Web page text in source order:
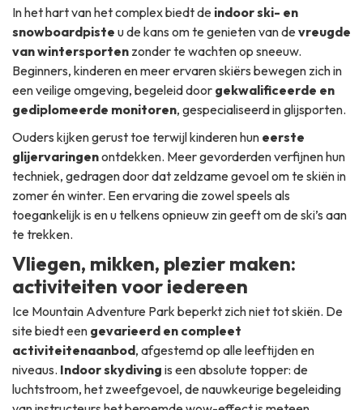
In het hart van het complex biedt de indoor ski- en
snowboardpiste u de kans om te genieten van devreugde
van wintersporten zonder te wachten op sneeuw.
Beginners, kinderen en meer ervaren skiërs bewegen zich in
een veilige omgeving, begeleid door gekwalificeerde en
gediplomeerde monitoren, gespecialiseerd in glijsporten.
Ouders kijken gerust toe terwijl kinderen hun eerste
glijervaringenontdekken. Meer gevorderden verfijnen hun
techniek, gedragen door dat zeldzame gevoel om te skiën in
zomer én winter. Een ervaring die zowel speels als
toegankelijk is en u telkens opnieuw zin geeft om de ski’s aan
te trekken.
Vliegen, mikken, plezier maken:
activiteiten voor iedereen
Ice Mountain Adventure Park beperkt zich niet tot skiën. De
site biedt een gevarieerd en compleet
activiteitenaanbod, afgestemd op alle leeftijden en
niveaus. Indoor skydiving is een absolute topper: de
luchtstroom, het zweefgevoel, de nauwkeurige begeleiding